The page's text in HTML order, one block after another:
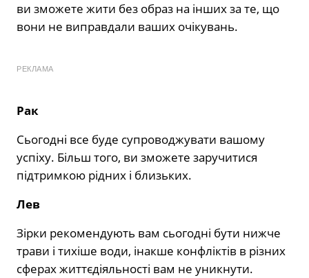
ви зможете жити без образ на інших за те, що
вони не виправдали ваших очікувань.
РЕКЛАМА
Рак
Сьогодні все буде супроводжувати вашому
успіху. Більш того, ви зможете заручитися
підтримкою рідних і близьких.
Лев
Зірки рекомендують вам сьогодні бути нижче
трави і тихіше води, інакше конфліктів в різних
сферах життєдіяльності вам не уникнути.